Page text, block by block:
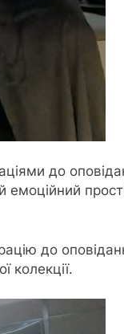
до
емоційний
до
колекції.